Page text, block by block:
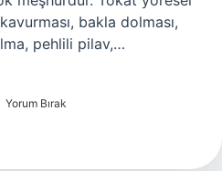
bakla dolması,
pehlili pilav,…
Yorum Bırak